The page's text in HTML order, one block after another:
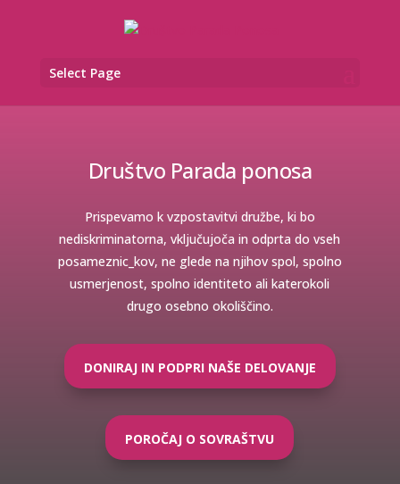
Select Page
Društvo Parada ponosa
Prispevamo k vzpostavitvi družbe, ki bo
nediskriminatorna, vključujoča in odprta do vseh
posameznic_kov, ne glede na njihov spol, spolno
usmerjenost, spolno identiteto ali katerokoli
drugo osebno okoliščino.
DONIRAJ IN PODPRI NAŠE DELOVANJE
POROČAJ O SOVRAŠTVU